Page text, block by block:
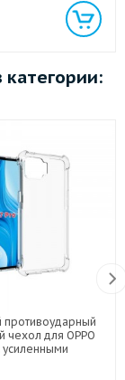
категории:
чехол для OPPO